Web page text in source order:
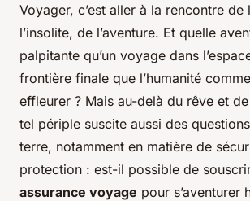
Voyager, c’est aller à la rencontre de
l’insolite, de l’aventure. Et quelle
palpitante qu’un voyage dans
frontière finale que l’humanité
effleurer ? Mais au-delà du rêve et
tel périple suscite aussi des
terre, notamment en matière de
protection : est-il possible de
assurance voyage pour s’aventurer